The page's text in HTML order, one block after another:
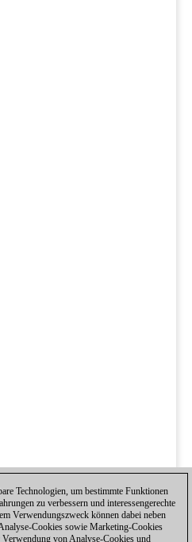
Technologien, um bestimmte Funktionen
zu verbessern und interessengerechte
Verwendungszweck können dabei neben
Cookies sowie Marketing-Cookies
Verwendung von Analyse-Cookies und